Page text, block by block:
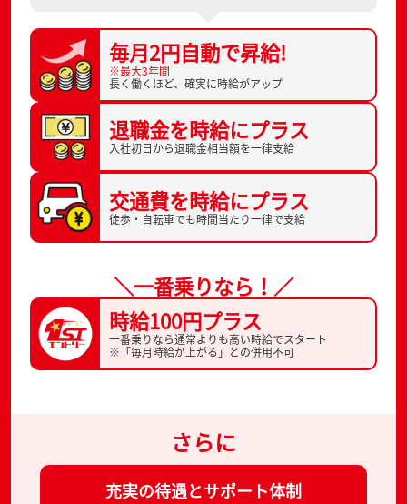
毎月2円自動で昇給!
※最大3年間
長く働くほど、 確実に時給がアップ
退職金を時給にプラス
入社初日から退職金相当額を一律支給
交通費を時給にプラス
徒歩・自転車でも時間当たり一律で支給
＼一番乗りなら！／
時給100円プラス
一番乗りなら通常よりも高い時給でスタート
※「毎月時給が上がる」との併用不可
さらに
充実の待遇とサポート体制